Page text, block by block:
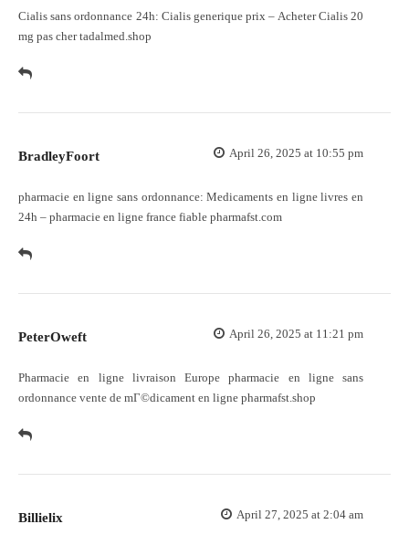
Cialis sans ordonnance 24h: Cialis generique prix – Acheter Cialis 20
mg pas cher tadalmed.shop
BradleyFoort April 26, 2025 at 10:55 pm
pharmacie en ligne sans ordonnance:Medicaments en ligne livres en
24h – pharmacie en ligne france fiable pharmafst.com
PeterOweft April 26, 2025 at 11:21 pm
Pharmacie en ligne livraison Europepharmacie en ligne sans
ordonnance vente de mГ©dicament en ligne pharmafst.shop
Billielix April 27, 2025 at 2:04 am